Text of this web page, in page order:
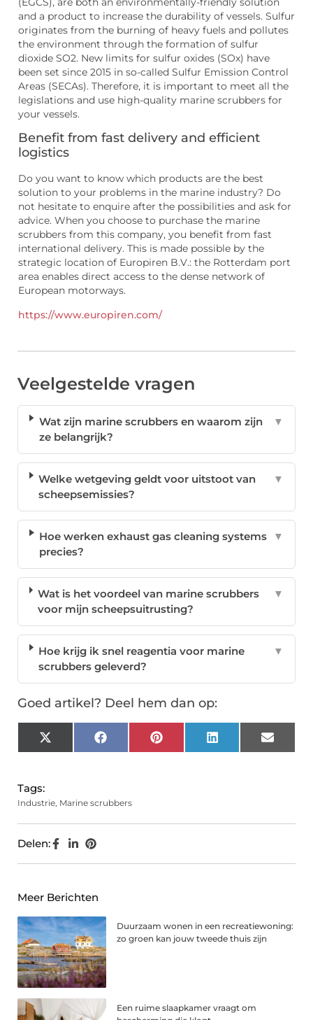
and a product to increase the durability of vessels. Sulfur
originates from the burning of heavy fuels and pollutes
the environment through the formation of sulfur
dioxide SO2. New limits for sulfur oxides (SOx) have
been set since 2015 in so-called Sulfur Emission Control
Areas (SECAs). Therefore, it is important to meet all the
legislations and use high-quality marine scrubbers for
your vessels.
Benefit from fast delivery and efficient
logistics
Do you want to know which products are the best
solution to your problems in the marine industry? Do
not hesitate to enquire after the possibilities and ask for
advice. When you choose to purchase the marine
scrubbers from this company, you benefit from fast
international delivery. This is made possible by the
strategic location of Europiren B.V.: the Rotterdam port
area enables direct access to the dense network of
European motorways.
https://www.europiren.com/
Veelgestelde vragen
Wat zijn marine scrubbers en waarom zijn
ze belangrijk?
▼
Welke wetgeving geldt voor uitstoot van
scheepsemissies?
▼
Hoe werken exhaust gas cleaning systems
precies?
▼
Wat is het voordeel van marine scrubbers
voor mijn scheepsuitrusting?
▼
Hoe krijg ik snel reagentia voor marine
scrubbers geleverd?
▼
Goed artikel? Deel hem dan op:
X
(Twitter)
FacebookPinterest LinkedIn Email
Tags:
Industrie, Marine scrubbers
Delen:
Meer Berichten
Duurzaam wonen in een recreatiewoning:
zo groen kan jouw tweede thuis zijn
Een ruime slaapkamer vraagt om